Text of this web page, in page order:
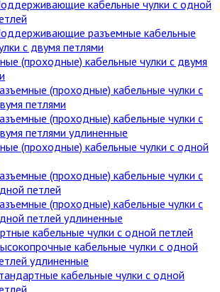
кабельные чулки с одной
разъемные кабельные
с двумя петлями
(проходные) кабельные чулки с двумя
(проходные) кабельные чулки с
петлями
(проходные) кабельные чулки с
петлями удлиненные
(проходные) кабельные чулки с одной
(проходные) кабельные чулки с
петлей
(проходные) кабельные чулки с
петлей удлиненные
кабельные чулки c одной петлей
кабельные чулки с одной
удлиненные
кабельные чулки с одной